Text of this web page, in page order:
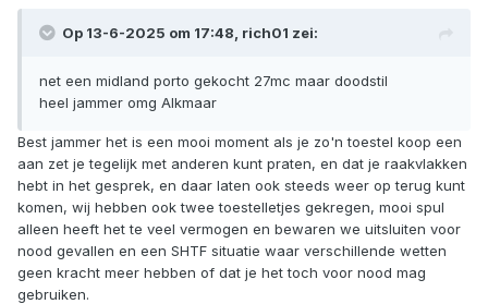
Op 13-6-2025 om 17:48, rich01 zei:
net een midland porto gekocht 27mc maar doodstil
heel jammer omg Alkmaar
Best jammer het is een mooi moment als je zo'n toestel koop een
aan zet je tegelijk met anderen kunt praten, en dat je raakvlakken
hebt in het gesprek, en daar laten ook steeds weer op terug kunt
komen, wij hebben ook twee toestelletjes gekregen, mooi spul
alleen heeft het te veel vermogen en bewaren we uitsluiten voor
nood gevallen en een SHTF situatie waar verschillende wetten
geen kracht meer hebben of dat je het toch voor nood mag
gebruiken.